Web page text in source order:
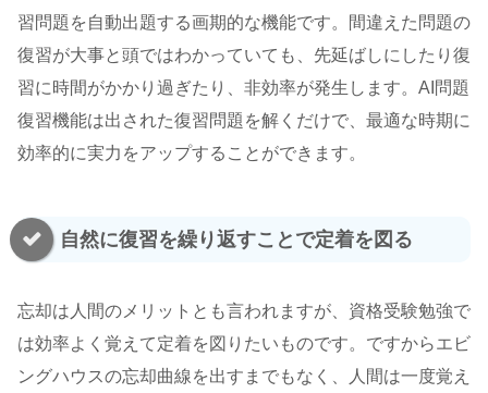
習問題を自動出題する画期的な機能です。間違えた問題の
復習が大事と頭ではわかっていても、先延ばしにしたり復
習に時間がかかり過ぎたり、非効率が発生します。AI問題
復習機能は出された復習問題を解くだけで、最適な時期に
効率的に実力をアップすることができます。
自然に復習を繰り返すことで定着を図る
忘却は人間のメリットとも言われますが、資格受験勉強で
は効率よく覚えて定着を図りたいものです。ですからエビ
ングハウスの忘却曲線を出すまでもなく、人間は一度覚え